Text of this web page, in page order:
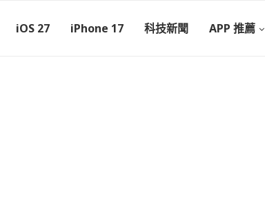
iOS 27 iPhone 17 科技新聞 APP 推薦